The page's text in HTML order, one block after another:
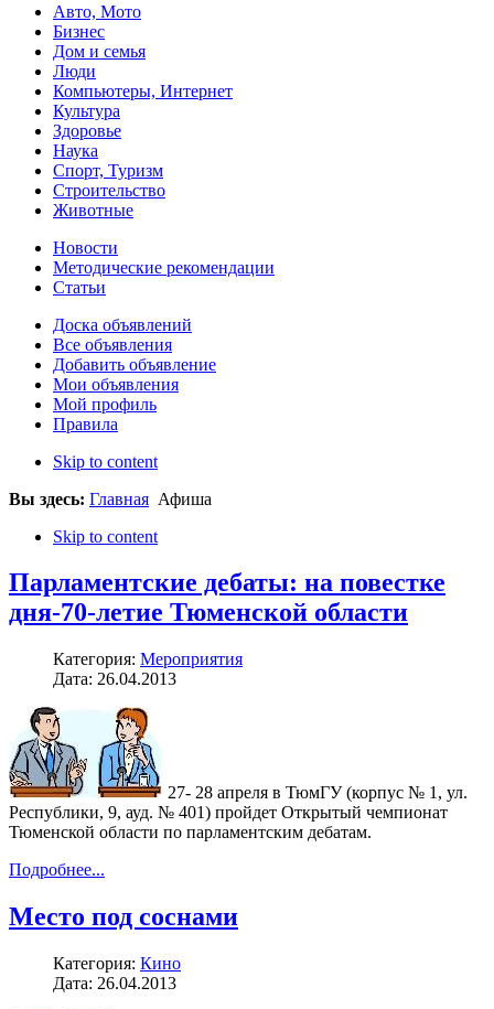
Авто, Мото
Бизнес
Дом и семья
Люди
Компьютеры, Интернет
Культура
Здоровье
Наука
Спорт, Туризм
Строительство
Животные
Новости
Методические рекомендации
Статьи
Доска объявлений
Все объявления
Добавить объявление
Мои объявления
Мой профиль
Правила
Skip to content
Вы здесь: Главная Афиша
Skip to content
Парламентские дебаты: на повестке
дня-70-летие Тюменской области
Категория: Мероприятия
Дата: 26.04.2013
27- 28 апреля в ТюмГУ (корпус № 1, ул.
Республики, 9, ауд. № 401) пройдет Открытый чемпионат
Тюменской области по парламентским дебатам.
Подробнее...
Место под соснами
Категория: Кино
Дата: 26.04.2013